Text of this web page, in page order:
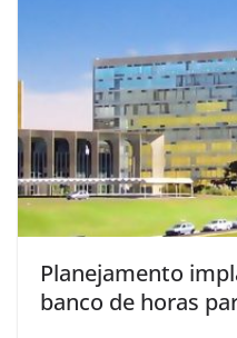
Planejamento
banco de horas